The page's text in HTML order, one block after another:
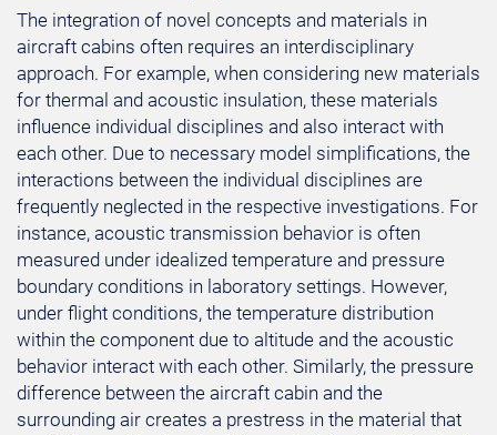
The integration of novel concepts and materials in
aircraft cabins often requires an interdisciplinary
approach. For example, when considering new materials
for thermal and acoustic insulation, these materials
influence individual disciplines and also interact with
each other. Due to necessary model simplifications, the
interactions between the individual disciplines are
frequently neglected in the respective investigations. For
instance, acoustic transmission behavior is often
measured under idealized temperature and pressure
boundary conditions in laboratory settings. However,
under flight conditions, the temperature distribution
within the component due to altitude and the acoustic
behavior interact with each other. Similarly, the pressure
difference between the aircraft cabin and the
surrounding air creates a prestress in the material that